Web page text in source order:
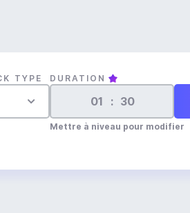
TYPE DURATION
:
Mettre à niveau pour modifier